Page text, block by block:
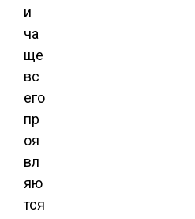
и
ча
ще
вс
его
пр
оя
вл
яю
тся